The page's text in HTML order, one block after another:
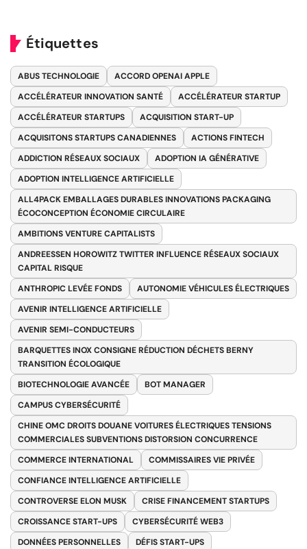
Étiquettes
ABUS TECHNOLOGIE
ACCORD OPENAI APPLE
ACCÉLÉRATEUR INNOVATION SANTÉ
ACCÉLÉRATEUR STARTUP
ACCÉLÉRATEUR STARTUPS
ACQUISITION START-UP
ACQUISITONS STARTUPS CANADIENNES
ACTIONS FINTECH
ADDICTION RÉSEAUX SOCIAUX
ADOPTION IA GÉNÉRATIVE
ADOPTION INTELLIGENCE ARTIFICIELLE
ALL4PACK EMBALLAGES DURABLES INNOVATIONS PACKAGING
ÉCOCONCEPTION ÉCONOMIE CIRCULAIRE
AMBITIONS VENTURE CAPITALISTS
ANDREESSEN HOROWITZ TWITTER INFLUENCE RÉSEAUX SOCIAUX
CAPITAL RISQUE
ANTHROPIC LEVÉE FONDS
AUTONOMIE VÉHICULES ÉLECTRIQUES
AVENIR INTELLIGENCE ARTIFICIELLE
AVENIR SEMI-CONDUCTEURS
BARQUETTES INOX CONSIGNE RÉDUCTION DÉCHETS BERNY
TRANSITION ÉCOLOGIQUE
BIOTECHNOLOGIE AVANCÉE
BOT MANAGER
CAMPUS CYBERSÉCURITÉ
CHINE OMC DROITS DOUANE VOITURES ÉLECTRIQUES TENSIONS
COMMERCIALES SUBVENTIONS DISTORSION CONCURRENCE
COMMERCE INTERNATIONAL
COMMISSAIRES VIE PRIVÉE
CONFIANCE INTELLIGENCE ARTIFICIELLE
CONTROVERSE ELON MUSK
CRISE FINANCEMENT STARTUPS
CROISSANCE START-UPS
CYBERSÉCURITÉ WEB3
DONNÉES PERSONNELLES
DÉFIS START-UPS